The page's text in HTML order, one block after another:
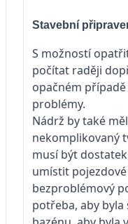
Stavební
S možností
počítat raději
opačném
problémy.
Nádrž by také
nekomplikovaný
musí být
umístit
bezproblémový
potřeba, aby